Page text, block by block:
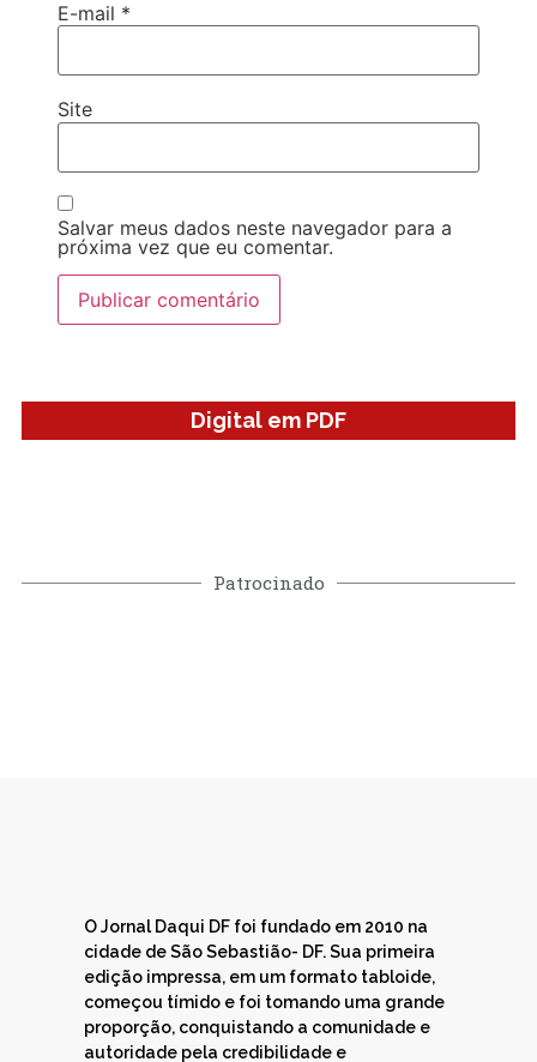
E-mail *
Site
Salvar meus dados neste navegador para a
próxima vez que eu comentar.
Digital em PDF
Patrocinado
O Jornal Daqui DF foi fundado em 2010 na
cidade de São Sebastião- DF. Sua primeira
edição impressa, em um formato tabloide,
começou tímido e foi tomando uma grande
proporção, conquistando a comunidade e
autoridade pela credibilidade e